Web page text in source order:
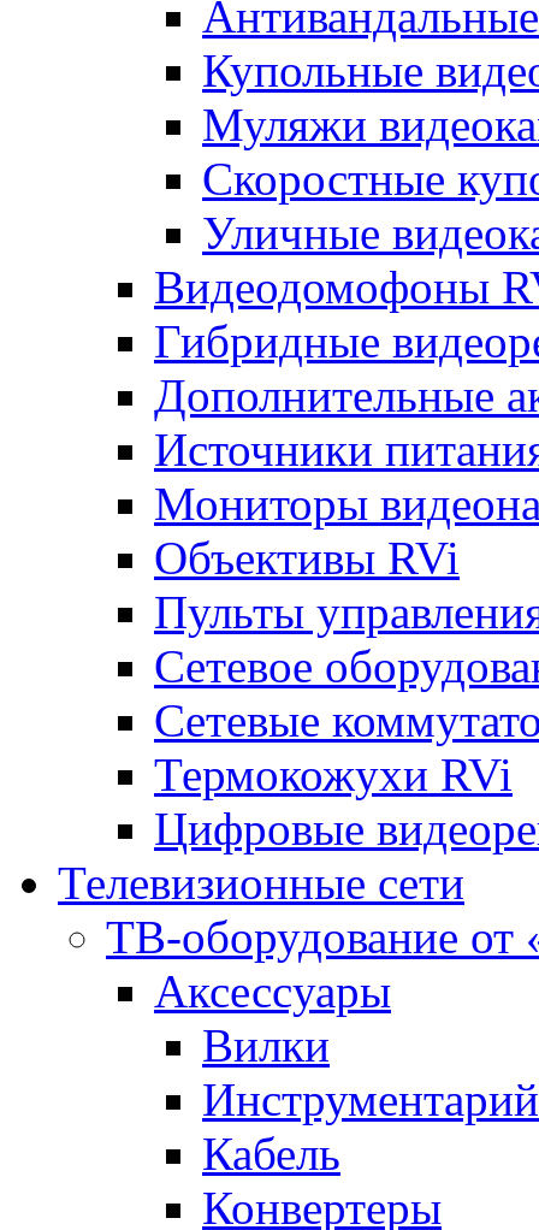
Купольные
Муляжи
Скоростные
Уличные
Видеодомофоны
Гибридные
Дополнительные
Источники
Мониторы
Объективы RVi
Пульты
Сетевое
Сетевые
Термокожухи RVi
Цифровые
Телевизионные сети
ТВ-оборудование от
Аксесcуары
Вилки
Инструментарий
Кабель
Конвертеры